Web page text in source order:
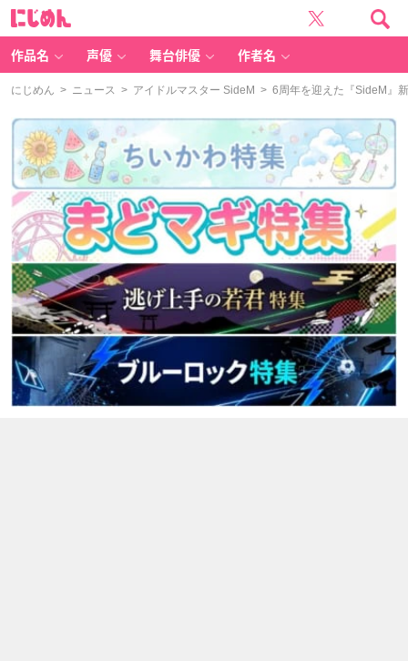
作品名 声優 舞台俳優 作者名
にじめん > ニュース > アイドルマスター SideM > 6周年を迎えた『SideM』